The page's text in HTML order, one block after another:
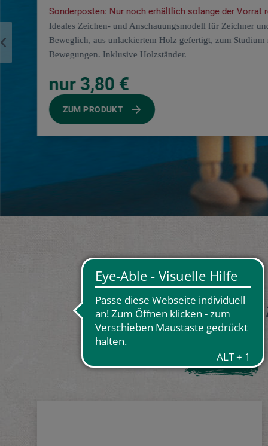
Sonderposten: Nur noch erhältlich solange der Vorrat
Ideales Zeichen‑ und Anschauungsmodell für Zeichner
Beweglich, aus unlackiertem Holz gefertigt, zum Studium
Bewegungen. Inklusive Holzständer.
nur 3,80 €
ZUM PRODUKT
Farben